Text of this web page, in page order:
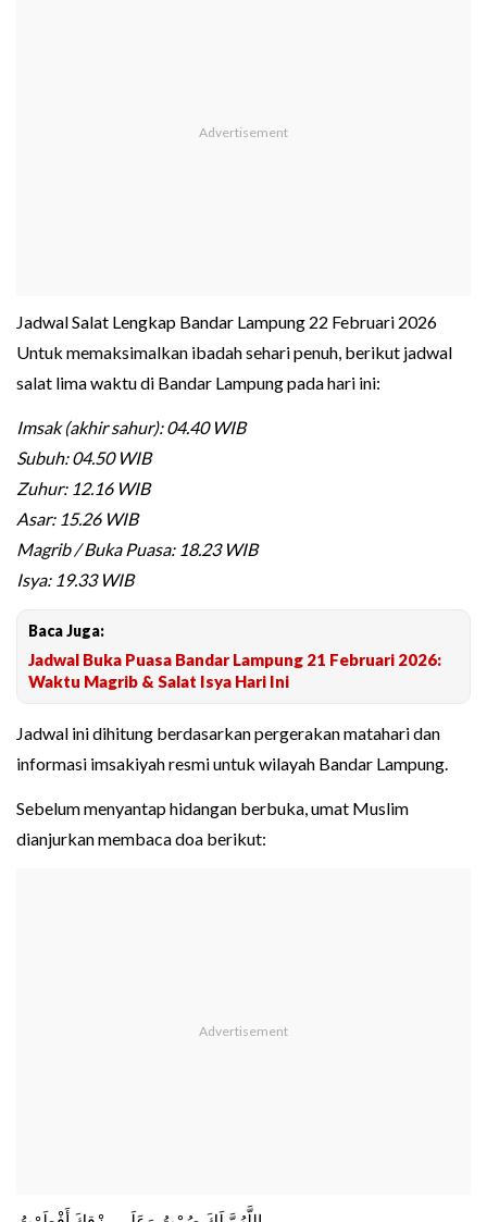
Jadwal Salat Lengkap Bandar Lampung 22 Februari 2026
Untuk memaksimalkan ibadah sehari penuh, berikut jadwal
salat lima waktu di Bandar Lampung pada hari ini:
Imsak (akhir sahur): 04.40 WIB
Subuh: 04.50 WIB
Zuhur: 12.16 WIB
Asar: 15.26 WIB
Magrib / Buka Puasa: 18.23 WIB
Isya: 19.33 WIB
Baca Juga:
Jadwal Buka Puasa Bandar Lampung 21 Februari 2026:
Waktu Magrib & Salat Isya Hari Ini
Jadwal ini dihitung berdasarkan pergerakan matahari dan
informasi imsakiyah resmi untuk wilayah Bandar Lampung.
Sebelum menyantap hidangan berbuka, umat Muslim
dianjurkan membaca doa berikut: